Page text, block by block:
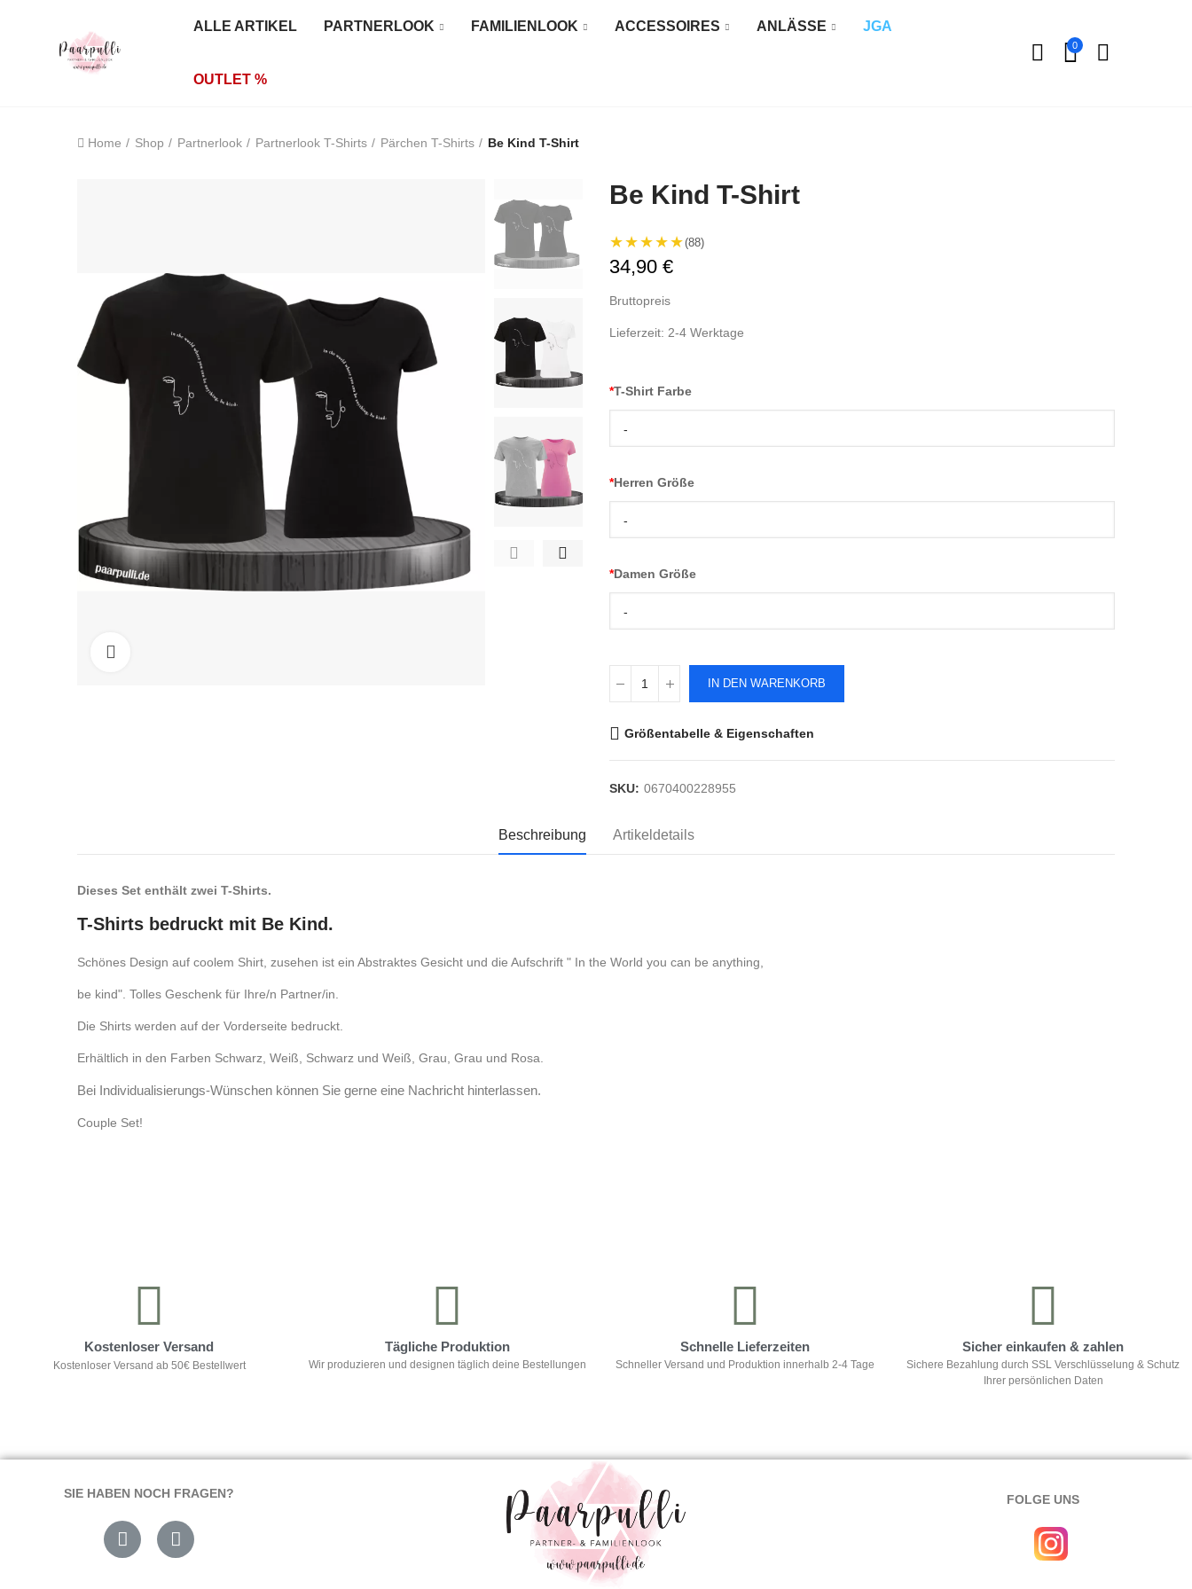
ALLE ARTIKEL PARTNERLOOK FAMILIENLOOK ACCESSOIRES ANLÄSSE JGA
OUTLET %
0
Home Shop Partnerlook Partnerlook T-Shirts Pärchen T-Shirts Be Kind T-Shirt
Be Kind T-Shirt
★★★★★(88)
34,90 €
Bruttopreis
Lieferzeit: 2-4 Werktage
*T-Shirt Farbe
-
*Herren Größe
-
*Damen Größe
-
IN DEN WARENKORB
Größentabelle & Eigenschaften
SKU: 0670400228955
Beschreibung Artikeldetails
Dieses Set enthält zwei T-Shirts.
T-Shirts bedruckt mit Be Kind.
Schönes Design auf coolem Shirt, zusehen ist ein Abstraktes Gesicht und die Aufschrift " In the World you can be anything,
be kind". Tolles Geschenk für Ihre/n Partner/in.
Die Shirts werden auf der Vorderseite bedruckt.
Erhältlich in den Farben Schwarz, Weiß, Schwarz und Weiß, Grau, Grau und Rosa.
Bei Individualisierungs-Wünschen können Sie gerne eine Nachricht hinterlassen.
Couple Set!
Kostenloser Versand
Kostenloser Versand ab 50€ Bestellwert
Tägliche Produktion
Wir produzieren und designen täglich deine Bestellungen
Schnelle Lieferzeiten
Schneller Versand und Produktion innerhalb 2-4 Tage
Sicher einkaufen & zahlen
Sichere Bezahlung durch SSL Verschlüsselung & Schutz
Ihrer persönlichen Daten
SIE HABEN NOCH FRAGEN? FOLGE UNS